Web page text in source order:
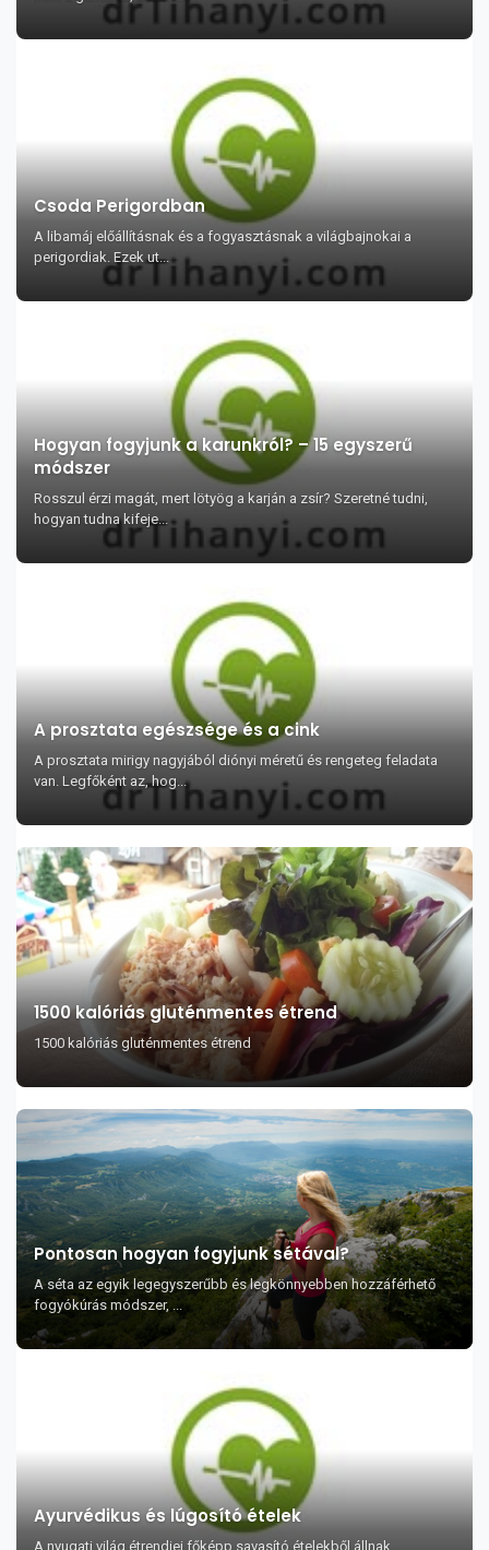
Csoda Perigordban
A libamáj előállításnak és a fogyasztásnak a világbajnokai a
perigordiak. Ezek ut...
Hogyan fogyjunk a karunkról? – 15 egyszerű
módszer
Rosszul érzi magát, mert lötyög a karján a zsír? Szeretné tudni,
hogyan tudna kifeje...
A prosztata egészsége és a cink
A prosztata mirigy nagyjából diónyi méretű és rengeteg feladata
van. Legfőként az, hog...
1500 kalóriás gluténmentes étrend
1500 kalóriás gluténmentes étrend
Pontosan hogyan fogyjunk sétával?
A séta az egyik legegyszerűbb és legkönnyebben hozzáférhető
fogyókúrás módszer, ...
Ayurvédikus és lúgosító ételek
A nyugati világ étrendjei főképp savasító ételekből állnak,